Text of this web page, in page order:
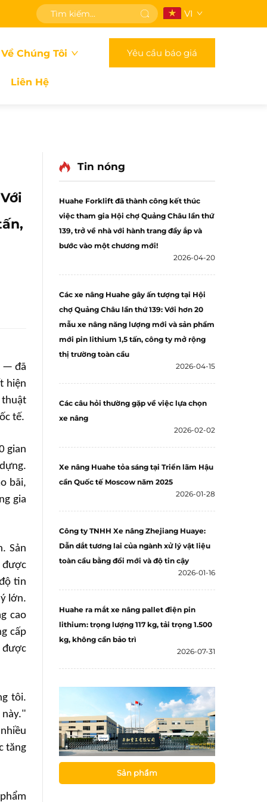
VI
Chúng Tôi
Liên Hệ
Yêu cầu báo giá
— đã
hiện
thuật
tế.
gian
bãi,
gia
Sản
được
tin
lớn.
cao
cấp
được
tôi.
tăng
Tin nóng
Huahe Forklift đã thành công kết thúc
việc tham gia Hội chợ Quảng Châu lần thứ
139, trở về nhà với hành trang đầy ắp và
bước vào một chương mới!
2026-04-20
Các xe nâng Huahe gây ấn tượng tại Hội
chợ Quảng Châu lần thứ 139: Với hơn 20
mẫu xe nâng năng lượng mới và sản phẩm
mới pin lithium 1,5 tấn, công ty mở rộng
thị trường toàn cầu
2026-04-15
Các câu hỏi thường gặp về việc lựa chọn
xe nâng
2026-02-02
Xe nâng Huahe tỏa sáng tại Triển lãm Hậu
cần Quốc tế Moscow năm 2025
2026-01-28
Công ty TNHH Xe nâng Zhejiang Huaye:
Dẫn dắt tương lai của ngành xử lý vật liệu
toàn cầu bằng đổi mới và độ tin cậy
2026-01-16
Huahe ra mắt xe nâng pallet điện pin
lithium: trọng lượng 117 kg, tải trọng 1.500
kg, không cần bảo trì
2026-07-31
Sản phẩm